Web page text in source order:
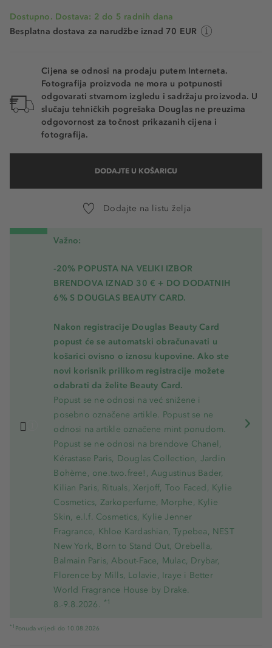
Dostupno. Dostava: 2 do 5 radnih dana
Besplatna dostava za narudžbe iznad 70 EUR
Cijena se odnosi na prodaju putem Interneta.
Fotografija proizvoda ne mora u potpunosti
odgovarati stvarnom izgledu i sadržaju proizvoda. U
slučaju tehničkih pogrešaka Douglas ne preuzima
odgovornost za točnost prikazanih cijena i
fotografija.
DODAJTE U KOŠARICU
Dodajte na listu želja
Važno:
-20% POPUSTA NA VELIKI IZBOR
BRENDOVA IZNAD 30 € + DO DODATNIH
6% S DOUGLAS BEAUTY CARD.
Nakon registracije Douglas Beauty Card
popust će se automatski obračunavati u
košarici ovisno o iznosu kupovine. Ako ste
novi korisnik prilikom registracije možete
odabrati da želite Beauty Card.
Popust se ne odnosi na već snižene i
posebno označene artikle. Popust se ne
odnosi na artikle označene mint ponudom.
Popust se ne odnosi na brendove Chanel,
Kérastase Paris, Douglas Collection, Jardin
Bohème, one.two.free!, Augustinus Bader,
Kilian Paris, Rituals, Xerjoff, Too Faced, Kylie
Cosmetics, Zarkoperfume, Morphe, Kylie
Skin, e.l.f. Cosmetics, Kylie Jenner
Fragrance, Khloe Kardashian, Typebea, NEST
New York, Born to Stand Out, Orebella,
Balmain Paris, About-Face, Mulac, Drybar,
Florence by Mills, Lolavie, Iraye i Better
World Fragrance House by Drake.
8.-9.8.2026. *1
*1 Ponuda vrijedi do 10.08.2026